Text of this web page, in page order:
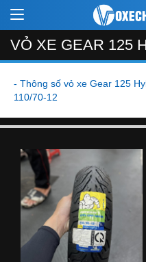
VỎ XE GEAR 125
- Thông số vỏ xe Gear 125
110/70-12